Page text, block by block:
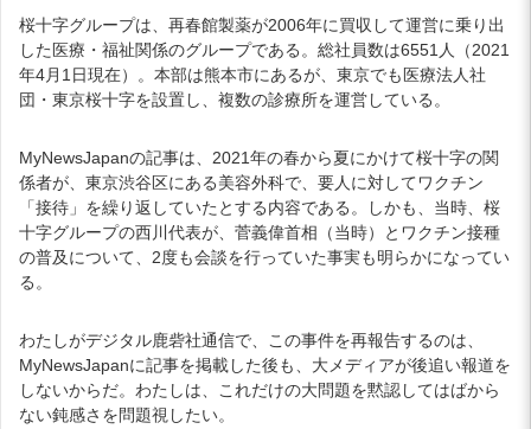
桜十字グループは、再春館製薬が2006年に買収して運営に乗り出
した医療・福祉関係のグループである。総社員数は6551人（2021
年4月1日現在）。本部は熊本市にあるが、東京でも医療法人社
団・東京桜十字を設置し、複数の診療所を運営している。
MyNewsJapanの記事は、2021年の春から夏にかけて桜十字の関
係者が、東京渋谷区にある美容外科で、要人に対してワクチン
「接待」を繰り返していたとする内容である。しかも、当時、桜
十字グループの西川代表が、菅義偉首相（当時）とワクチン接種
の普及について、2度も会談を行っていた事実も明らかになってい
る。
わたしがデジタル鹿砦社通信で、この事件を再報告するのは、
MyNewsJapanに記事を掲載した後も、大メディアが後追い報道を
しないからだ。わたしは、これだけの大問題を黙認してはばから
ない鈍感さを問題視したい。